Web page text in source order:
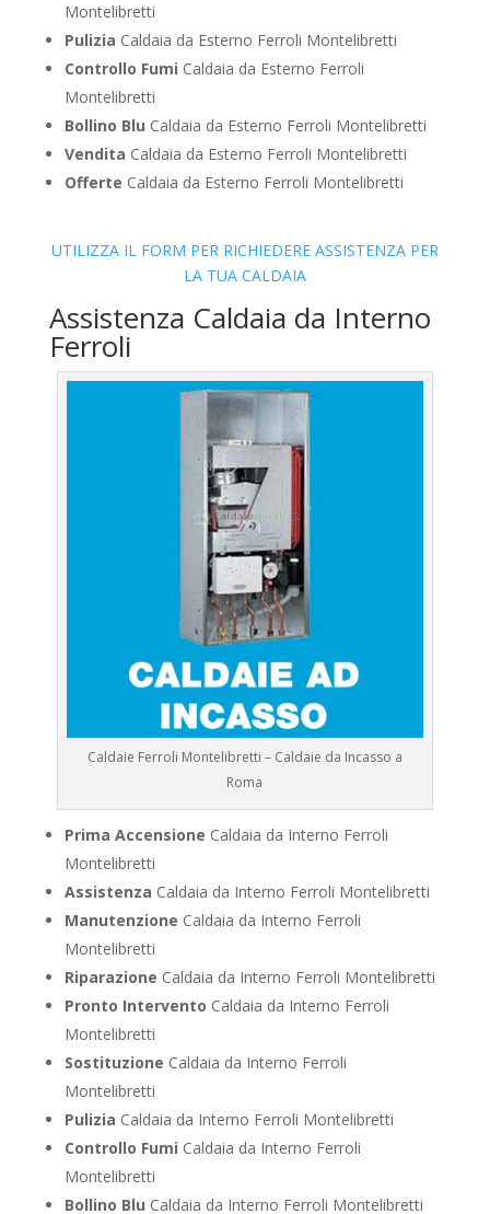
Montelibretti
Pulizia Caldaia da Esterno Ferroli Montelibretti
Controllo Fumi Caldaia da Esterno Ferroli
Montelibretti
Bollino Blu Caldaia da Esterno Ferroli Montelibretti
Vendita Caldaia da Esterno Ferroli Montelibretti
Offerte Caldaia da Esterno Ferroli Montelibretti
UTILIZZA IL FORM PER RICHIEDERE ASSISTENZA PER
LA TUA CALDAIA
Assistenza Caldaia da Interno
Ferroli
Caldaie Ferroli Montelibretti – Caldaie da Incasso a
Roma
Prima Accensione Caldaia da Interno Ferroli
Montelibretti
Assistenza Caldaia da Interno Ferroli Montelibretti
Manutenzione Caldaia da Interno Ferroli
Montelibretti
Riparazione Caldaia da Interno Ferroli Montelibretti
Pronto Intervento Caldaia da Interno Ferroli
Montelibretti
Sostituzione Caldaia da Interno Ferroli
Montelibretti
Pulizia Caldaia da Interno Ferroli Montelibretti
Controllo Fumi Caldaia da Interno Ferroli
Montelibretti
Bollino Blu Caldaia da Interno Ferroli Montelibretti